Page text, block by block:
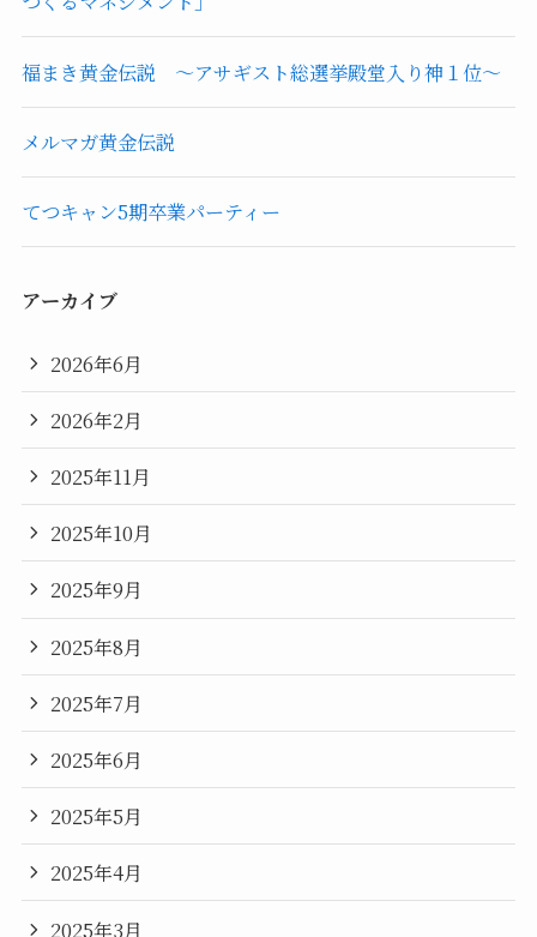
福まき黄金伝説 ～アサギスト総選挙殿堂入り神１位～
メルマガ黄金伝説
てつキャン5期卒業パーティー
アーカイブ
2026年6月
2026年2月
2025年11月
2025年10月
2025年9月
2025年8月
2025年7月
2025年6月
2025年5月
2025年4月
2025年3月